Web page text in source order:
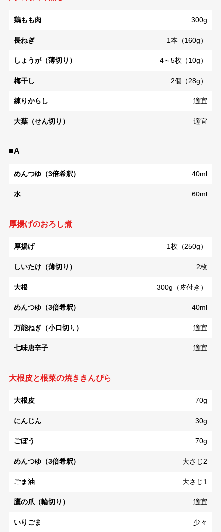
鶏もも肉 300g
長ねぎ 1本（160g）
しょうが（薄切り） 4～5枚（10g）
梅干し 2個（28g）
練りからし 適宜
大葉（せん切り） 適宜
■A
めんつゆ（3倍希釈） 40ml
水 60ml
厚揚げのおろし煮
厚揚げ 1枚（250g）
しいたけ（薄切り） 2枚
大根 300g（皮付き）
めんつゆ（3倍希釈） 40ml
万能ねぎ（小口切り） 適宜
七味唐辛子 適宜
大根皮と根菜の焼ききんぴら
大根皮 70g
にんじん 30g
ごぼう 70g
めんつゆ（3倍希釈） 大さじ2
ごま油 大さじ1
鷹の爪（輪切り） 適宜
いりごま 少々